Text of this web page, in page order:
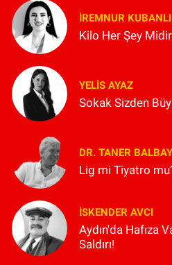
İREMNUR KUBANLI
Kilo Her Şey
YELIS AYAZ
Sokak Sizden
DR. TANER BALBAY
Lig mi Tiyatro
İSKENDER AVCI
Aydın'da Hafıza
Saldırı!